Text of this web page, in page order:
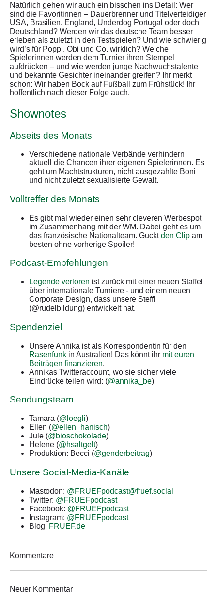
Natürlich gehen wir auch ein bisschen ins Detail: Wer
sind die Favoritinnen – Dauerbrenner und Titelverteidiger
USA, Brasilien, England, Underdog Portugal oder doch
Deutschland? Werden wir das deutsche Team besser
erleben als zuletzt in den Testspielen? Und wie schwierig
wird’s für Poppi, Obi und Co. wirklich? Welche
Spielerinnen werden dem Turnier ihren Stempel
aufdrücken – und wie werden junge Nachwuchstalente
und bekannte Gesichter ineinander greifen? Ihr merkt
schon: Wir haben Bock auf Fußball zum Frühstück! Ihr
hoffentlich nach dieser Folge auch.
Shownotes
Abseits des Monats
Verschiedene nationale Verbände verhindern
aktuell die Chancen ihrer eigenen Spielerinnen. Es
geht um Machtstrukturen, nicht ausgezahlte Boni
und nicht zuletzt sexualisierte Gewalt.
Volltreffer des Monats
Es gibt mal wieder einen sehr cleveren Werbespot
im Zusammenhang mit der WM. Dabei geht es um
das französische Nationalteam. Gucktden Clip am
besten ohne vorherige Spoiler!
Podcast-Empfehlungen
Legende verloren ist zurück mit einer neuen Staffel
über internationale Turniere - und einem neuen
Corporate Design, dass unsere Steffi
(@rudelbildung) entwickelt hat.
Spendenziel
Unsere Annika ist als Korrespondentin für den
Rasenfunk in Australien! Das könnt ihr mit euren
Beiträgen finanzieren.
Annikas Twitteraccount, wo sie sicher viele
Eindrücke teilen wird: (@annika_be)
Sendungsteam
Tamara (@loegli)
Ellen (@ellen_hanisch)
Jule (@bioschokolade)
Helene (@hsaltgelt)
Produktion: Becci (@genderbeitrag)
Unsere Social-Media-Kanäle
Mastodon: @FRUEFpodcast@fruef.social
Twitter: @FRUEFpodcast
Facebook: @FRUEFpodcast
Instagram: @FRUEFpodcast
Blog: FRUEF.de
Kommentare
Neuer Kommentar